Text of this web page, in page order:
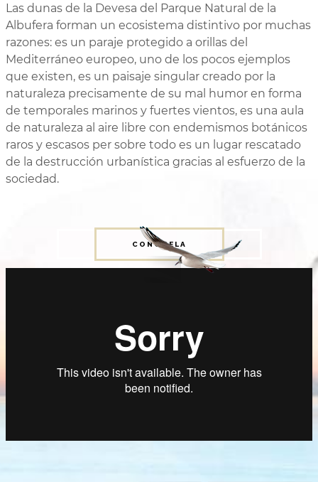
Las dunas de la Devesa del Parque Natural de la
Albufera forman un ecosistema distintivo por muchas
razones: es un paraje protegido a orillas del
Mediterráneo europeo, uno de los pocos ejemplos
que existen, es un paisaje singular creado por la
naturaleza precisamente de su mal humor en forma
de temporales marinos y fuertes vientos, es una aula
de naturaleza al aire libre con endemismos botánicos
raros y escasos per sobre todo es un lugar rescatado
de la destrucción urbanística gracias al esfuerzo de la
sociedad.
CONÓCELA